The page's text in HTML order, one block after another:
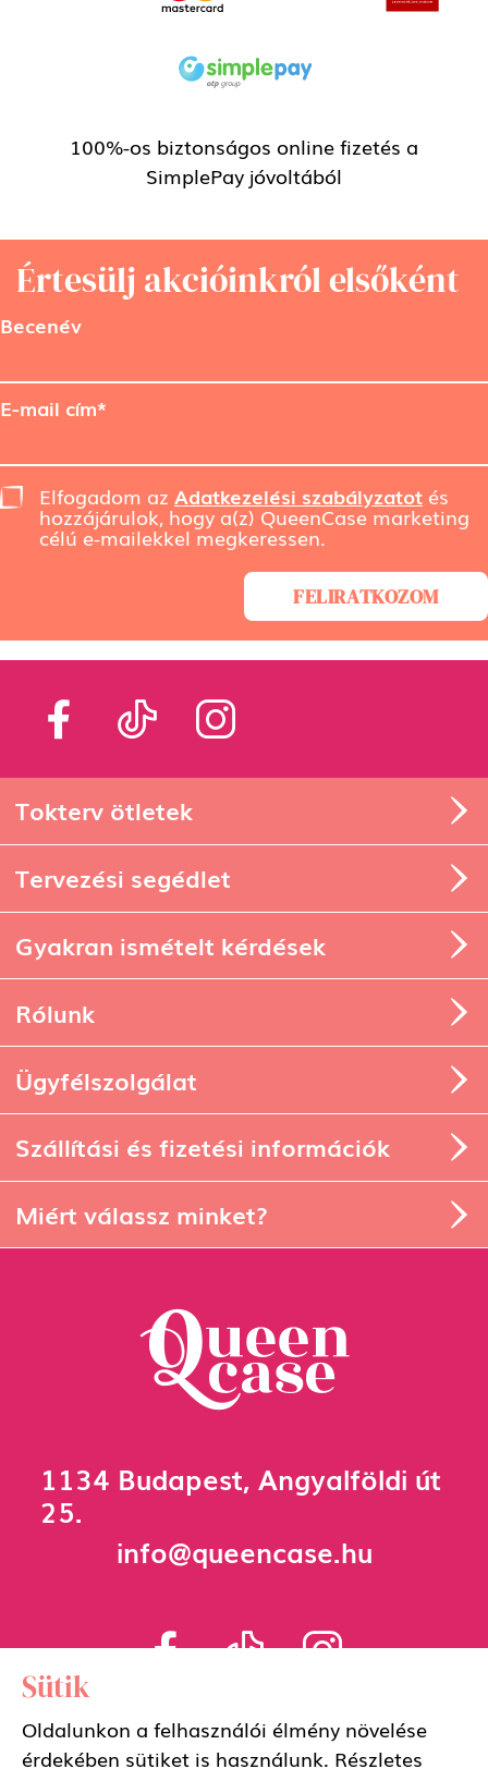
100%-os biztonságos online fizetés a
SimplePay jóvoltából
Értesülj akcióinkról elsőként
Becenév
E-mail cím*
Elfogadom az Adatkezelési szabályzatot és
hozzájárulok, hogy a(z) QueenCase marketing
célú e-mailekkel megkeressen.
FELIRATKOZOM
Tokterv ötletek
Tervezési segédlet
Gyakran ismételt kérdések
Rólunk
Ügyfélszolgálat
Szállítási és fizetési információk
Miért válassz minket?
1134 Budapest, Angyalföldi út
25.
info@queencase.hu
Adatkezelési szabályzat
Sütik
Oldalunkon a felhasználói élmény növelése
érdekében sütiket is használunk. Részletes